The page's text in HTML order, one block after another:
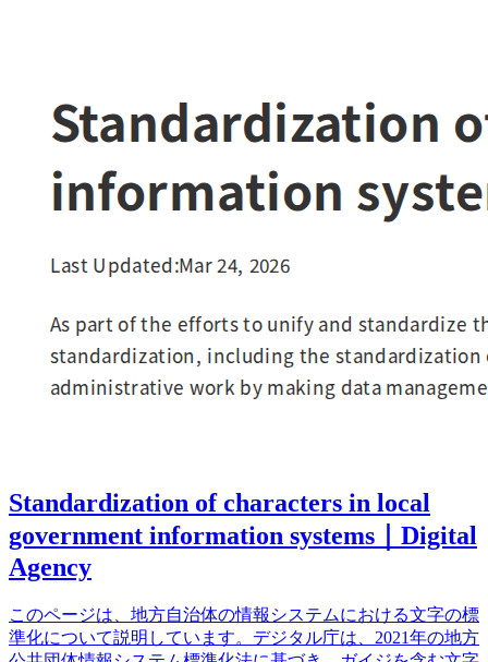
Standardization of characters in local
government information systems｜Digital
Agency
このページは、地方自治体の情報システムにおける文字の標
準化について説明しています。デジタル庁は、2021年の地方